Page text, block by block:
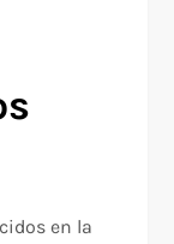
en la